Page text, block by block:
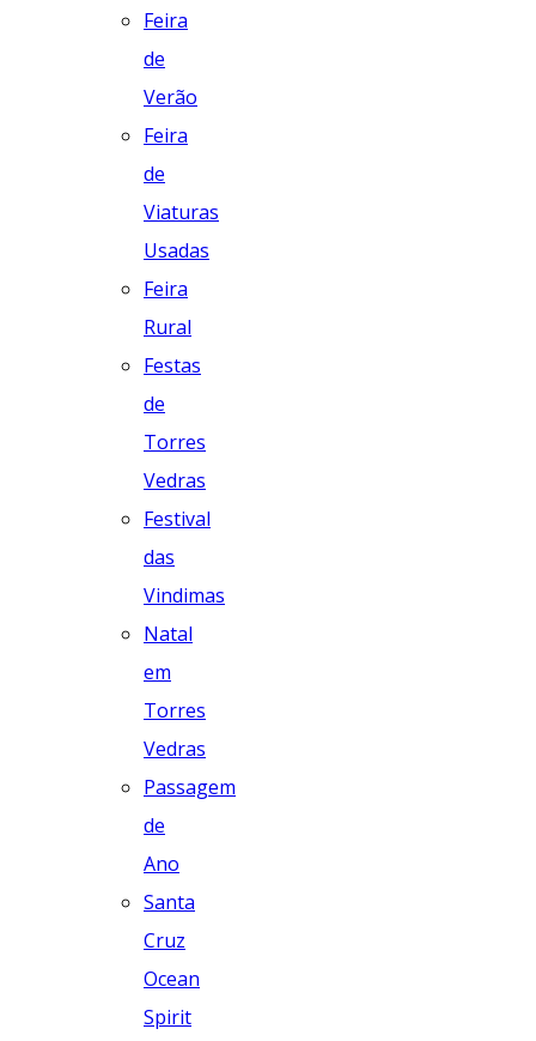
Feira
de
Verão
Feira
de
Viaturas
Usadas
Feira
Rural
Festas
de
Torres
Vedras
Festival
das
Vindimas
Natal
em
Torres
Vedras
Passagem
de
Ano
Santa
Cruz
Ocean
Spirit